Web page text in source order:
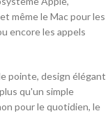
même le Mac pour les
encore les appels
pointe, design élégant
qu'un simple
pour le quotidien, le